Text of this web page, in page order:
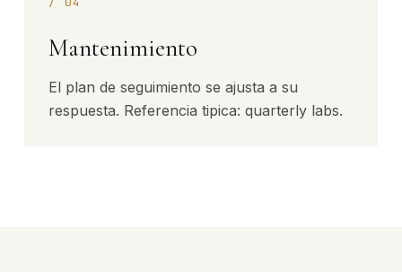
Mantenimiento
El plan de seguimiento se ajusta a su
respuesta. Referencia tipica: quarterly labs.